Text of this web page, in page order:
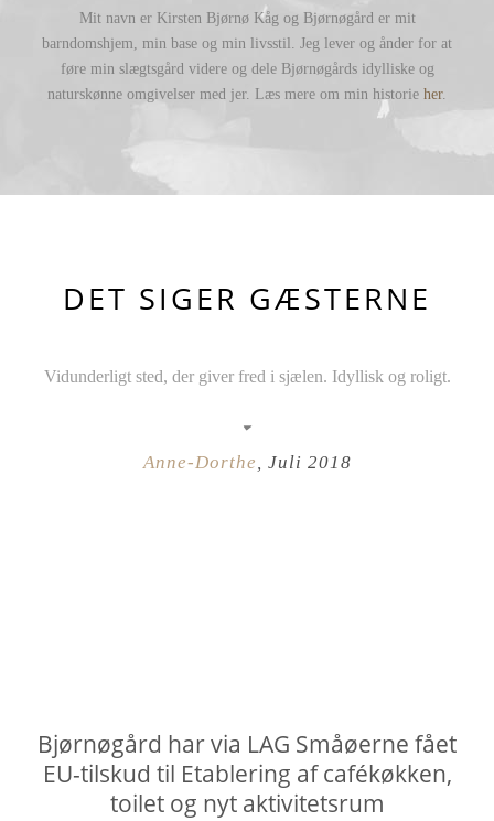
Mit navn er Kirsten Bjørnø Kåg og Bjørnøgård er mit
barndomshjem, min base og min livsstil. Jeg lever og ånder for at
føre min slægtsgård videre og dele Bjørnøgårds idylliske og
naturskønne omgivelser med jer. Læs mere om min historie her.
DET SIGER GÆSTERNE
Vidunderligt sted, der giver fred i sjælen. Idyllisk og roligt.
Anne-Dorthe, Juli 2018
Bjørnøgård har via LAG Småøerne fået
EU-tilskud til Etablering af cafékøkken,
toilet og nyt aktivitetsrum